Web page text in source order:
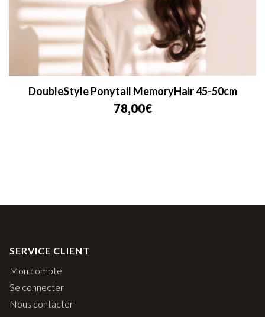
DoubleStyle Ponytail MemoryHair 45-50cm
78,00€
SERVICE CLIENT
Mon compte
Se connecter
Nous contacter